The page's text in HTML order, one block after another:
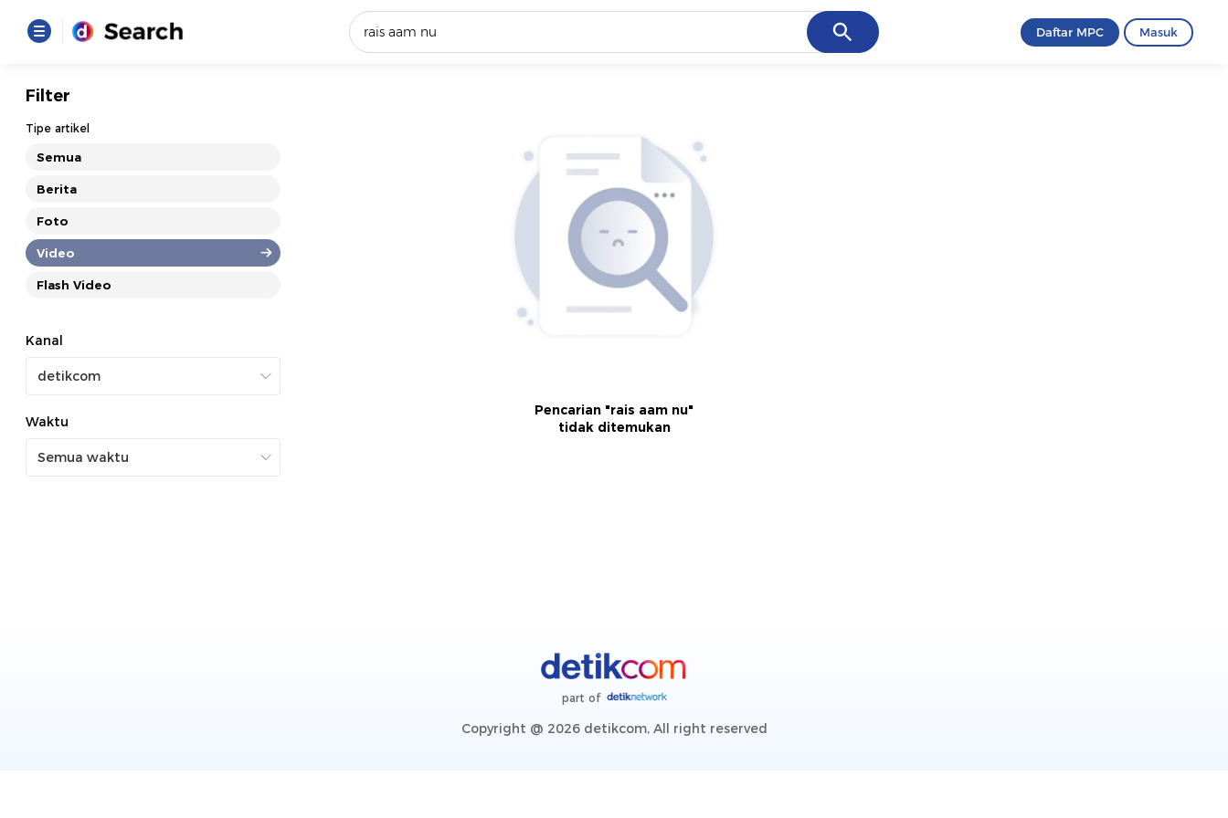
Cancel Daftar MPC Masuk
Filter
Tipe artikel
Semua
Berita
Foto
Video
Flash Video
Kanal
Waktu
Pencarian "rais aam nu"
tidak ditemukan
part of
Copyright @ 2026 detikcom, All right reserved